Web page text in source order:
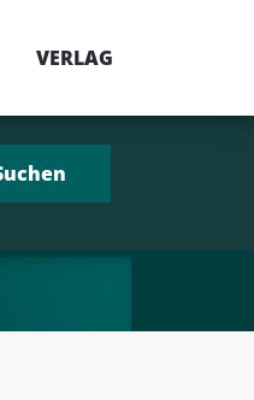
VERLAG